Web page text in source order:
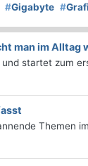
#Gigabyte #
man im Alltag
startet zum
Themen